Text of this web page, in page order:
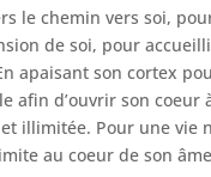
le chemin vers soi,
de soi, pour
apaisant son cortex
afin d’ouvrir son coeur
illimitée. Pour une vie
au coeur de son